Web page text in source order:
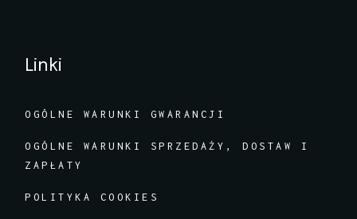
Linki
OGÓLNE WARUNKI GWARANCJI
OGÓLNE WARUNKI SPRZEDAŻY, DOSTAW I
ZAPŁATY
POLITYKA COOKIES